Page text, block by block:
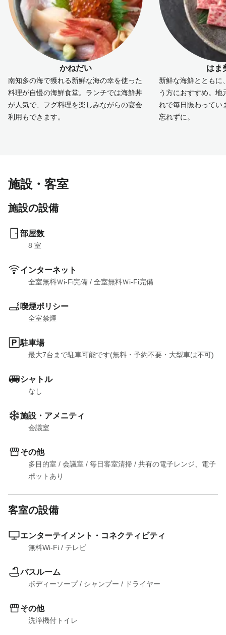
かねだい
南知多の海で獲れる新鮮な海の幸を使った
料理が自慢の海鮮食堂。ランチでは海鮮丼
が人気で、フグ料理を楽しみながらの宴会
利用もできます。
はま
新鮮な海鮮とともに
う方におすすめ。地
れで毎日賑わってい
忘れずに。
施設・客室
施設の設備
部屋数
8 室
インターネット
全室無料Ｗi-Fi完備 / 全室無料Ｗi-Fi完備
喫煙ポリシー
全室禁煙
駐車場
最大7台まで駐車可能です(無料・予約不要・大型車は不可)
シャトル
なし
施設・アメニティ
会議室
その他
多目的室 / 会議室 / 毎日客室清掃 / 共有の電子レンジ、電子
ポットあり
客室の設備
エンターテイメント・コネクティビティ
無料Wi-Fi / テレビ
バスルーム
ボディーソープ / シャンプー / ドライヤー
その他
洗浄機付トイレ